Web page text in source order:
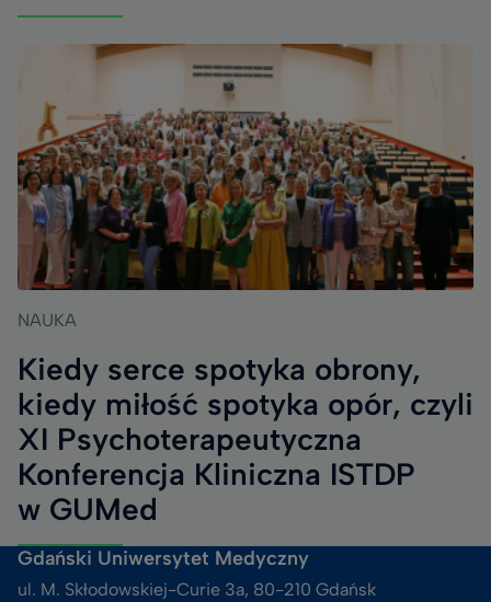
NAUKA
Kiedy serce spotyka obrony,
kiedy miłość spotyka opór, czyli
XI Psychoterapeutyczna
Konferencja Kliniczna ISTDP
w GUMed
Gdański Uniwersytet Medyczny
ul. M. Skłodowskiej-Curie 3a, 80-210 Gdańsk